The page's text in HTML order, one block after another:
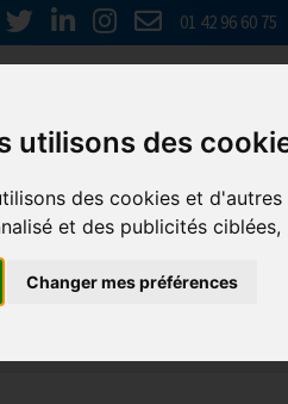
utilisons des
des cookies et
et des publicités
Changer mes préférences
01 42 96 60 75
GNI